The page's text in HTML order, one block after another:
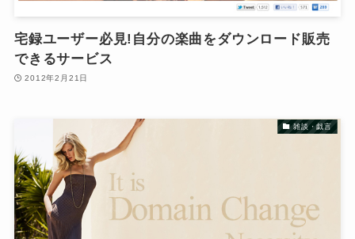
宅録ユーザー必見!自分の楽曲をダウンロード販売
できるサービス
2012年2月21日
雑談・戯言